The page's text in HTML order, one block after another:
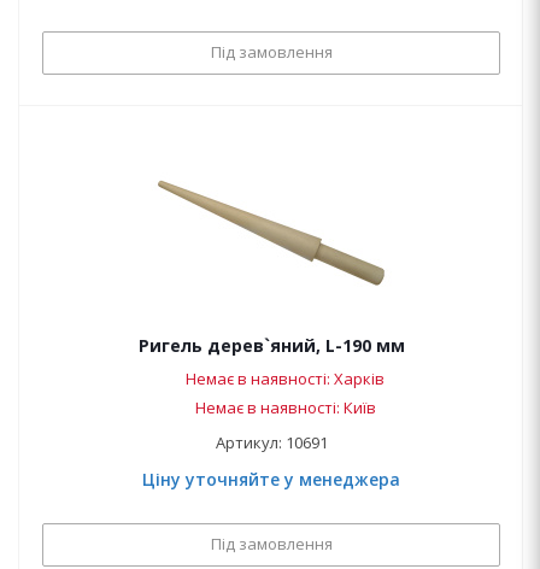
Під замовлення
Ригель дерев`яний, L-190 мм
Немає в наявності: Харків
Немає в наявності: Київ
Артикул: 10691
Ціну уточняйте у менеджера
Під замовлення